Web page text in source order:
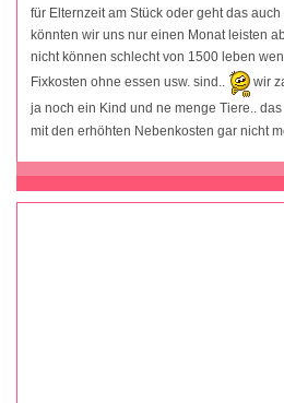
für Elternzeit am Stück oder geht das
könnten wir uns nur einen Monat leisten
nicht können schlecht von 1500 leben
Fixkosten ohne essen usw. sind..
wir
ja noch ein Kind und ne menge Tiere..
mit den erhöhten Nebenkosten gar nicht